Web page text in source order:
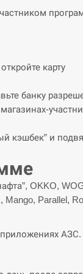
карту
банку
кэшбек” и
OKKO,
Mango, Parallel,
АЗС.